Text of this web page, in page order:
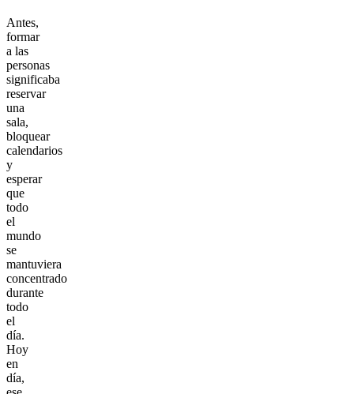
Antes,
formar
a las
personas
significaba
reservar
una
sala,
bloquear
calendarios
y
esperar
que
todo
el
mundo
se
mantuviera
concentrado
durante
todo
el
día.
Hoy
en
día,